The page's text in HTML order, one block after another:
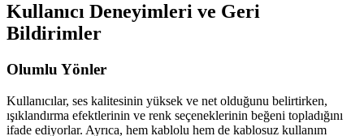
Kullanıcı Deneyimleri ve Geri
Bildirimler
Olumlu Yönler
Kullanıcılar, ses kalitesinin yüksek ve net olduğunu belirtirken,
ışıklandırma efektlerinin ve renk seçeneklerinin beğeni topladığını
ifade ediyorlar. Ayrıca, hem kablolu hem de kablosuz kullanım